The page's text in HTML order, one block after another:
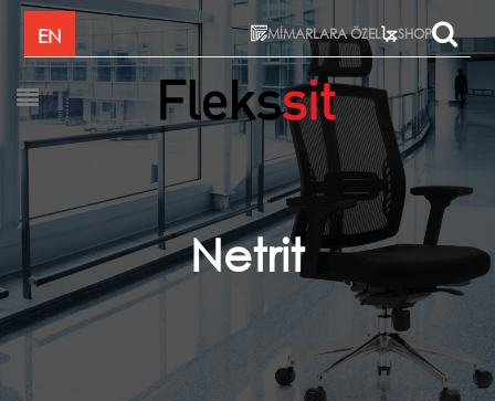
EN MİMARLARA ÖZEL SHOP
Netrit